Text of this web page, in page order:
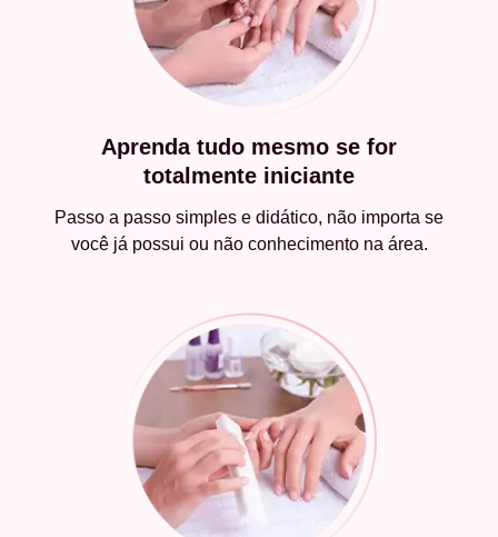
Aprenda tudo mesmo se for
totalmente iniciante
Passo a passo simples e didático, não importa se
você já possui ou não conhecimento na área.